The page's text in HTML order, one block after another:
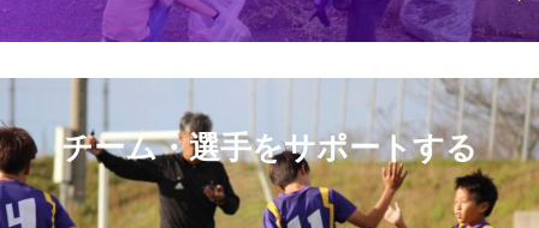
チーム・選手をサポートする